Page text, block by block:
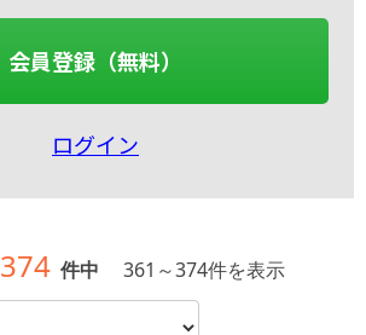
会員登録（無料）
ログイン
374 件中 361 ～374件を表示